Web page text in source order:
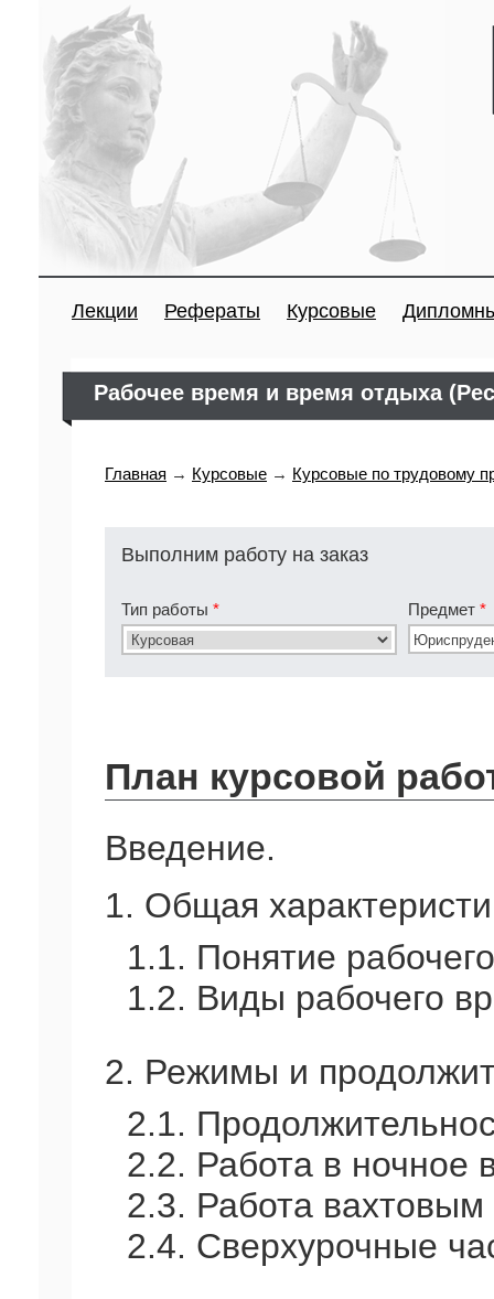
Лекции Рефераты Курсовые
Рабочее время и время отдыха
Главная → Курсовые → Курсовые по трудовому
Выполним работу на заказ
Тип работы * Предмет *
План курсовой
Введение.
1. Общая
1.1. Понятие
1.2. Виды рабочего
2. Режимы и
2.1.
2.2. Работа в ночное
2.3. Работа
2.4. Сверхурочные